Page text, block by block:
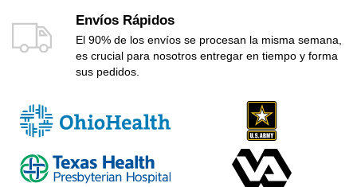
Envíos Rápidos
El 90% de los envíos se procesan la misma semana,
es crucial para nosotros entregar en tiempo y forma
sus pedidos.